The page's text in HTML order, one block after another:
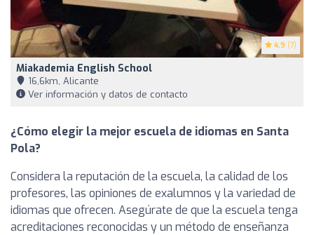
4.9 (7)
Miakademia English School
16,6km, Alicante
Ver información y datos de contacto
¿Cómo elegir la mejor escuela de idiomas en Santa
Pola?
Considera la reputación de la escuela, la calidad de los
profesores, las opiniones de exalumnos y la variedad de
idiomas que ofrecen. Asegúrate de que la escuela tenga
acreditaciones reconocidas y un método de enseñanza